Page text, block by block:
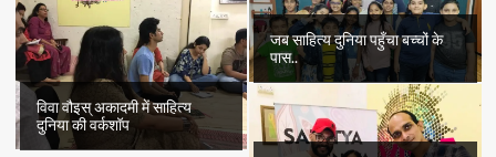
विवा वौइस् अकादमी में साहित्य
दुनिया की वर्कशॉप
जब साहित्य दुनिया पहुँचा बच्चों के
पास..